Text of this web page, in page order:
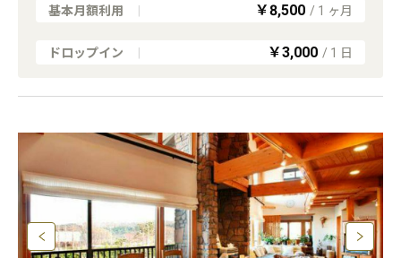
基本月額利用 ￥8,500 / 1 ヶ月
ドロップイン ￥3,000 / 1 日